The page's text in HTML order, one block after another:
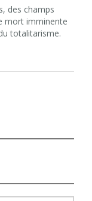
des champs
mort imminente
totalitarisme.